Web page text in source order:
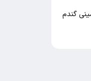
گندم